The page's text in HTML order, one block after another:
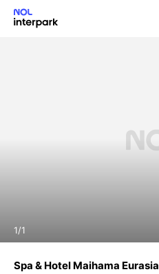
1/1
Spa & Hotel Maihama Eurasia